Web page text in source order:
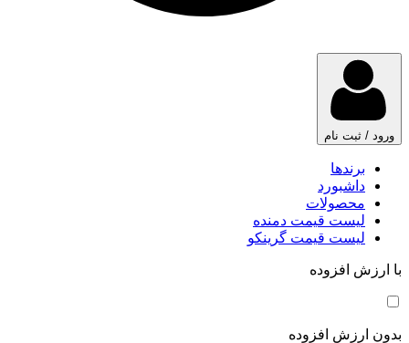
ورود / ثبت نام
برندها
داشبورد
محصولات
لیست قیمت دمنده
لیست قیمت گرینکو
با ارزش افزوده
بدون ارزش افزوده